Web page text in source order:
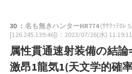
30 ： 名も無きハンターHR774(ｻｻｸｯﾃﾛﾚ
[126.245.139.46]) ：2023/07/26(水)
属性貫通速射装備の結論
激昂1龍気1(天文学的確